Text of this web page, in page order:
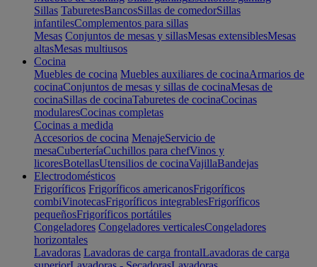
Sillas TaburetesBancosSillas de comedorSillas
infantilesComplementos para sillas
Mesas Conjuntos de mesas y sillasMesas extensiblesMesas
altasMesas multiusos
Cocina
Muebles de cocina Muebles auxiliares de cocinaArmarios de
cocinaConjuntos de mesas y sillas de cocinaMesas de
cocinaSillas de cocinaTaburetes de cocinaCocinas
modularesCocinas completas
Cocinas a medida
Accesorios de cocina MenajeServicio de
mesaCuberteríaCuchillos para chefVinos y
licoresBotellasUtensilios de cocinaVajillaBandejas
Electrodomésticos
Frigoríficos Frigoríficos americanosFrigoríficos
combiVinotecasFrigoríficos integrablesFrigoríficos
pequeñosFrigoríficos portátiles
Congeladores Congeladores verticalesCongeladores
horizontales
Lavadoras Lavadoras de carga frontalLavadoras de carga